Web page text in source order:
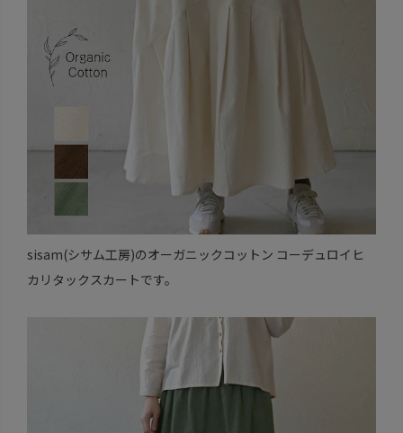
sisam(シサム工房)のオーガニックコットン コーデュロイヒ
カリタックスカートです。